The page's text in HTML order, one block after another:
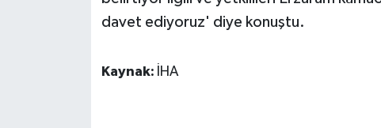
davet ediyoruz' diye konuştu.
Kaynak: İHA